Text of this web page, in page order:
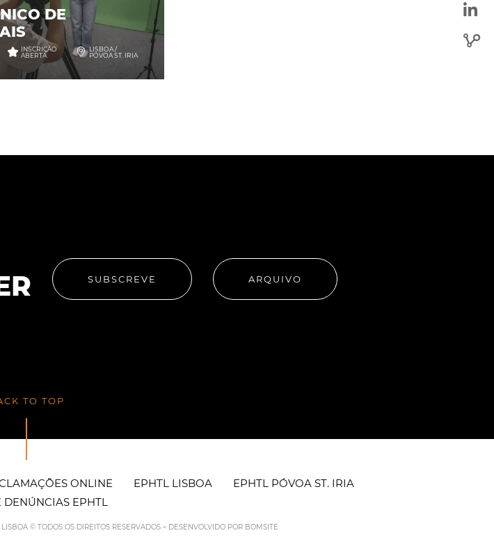
DE
INSCRIÇÃO
ABERTA
LISBOA /
PÓVOA ST. IRIA
TO TOP
SUBSCREVE ARQUIVO
ONLINE EPHTL LISBOA
EPHTL PÓVOA ST. IRIA
DENÚNCIAS EPHTL
© TODOS OS DIREITOS RESERVADOS – DESENVOLVIDO POR BOMSITE